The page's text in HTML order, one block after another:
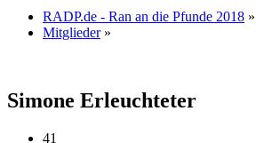
RADP.de - Ran an die Pfunde 2018 »
Mitglieder »
Simone Erleuchteter
41